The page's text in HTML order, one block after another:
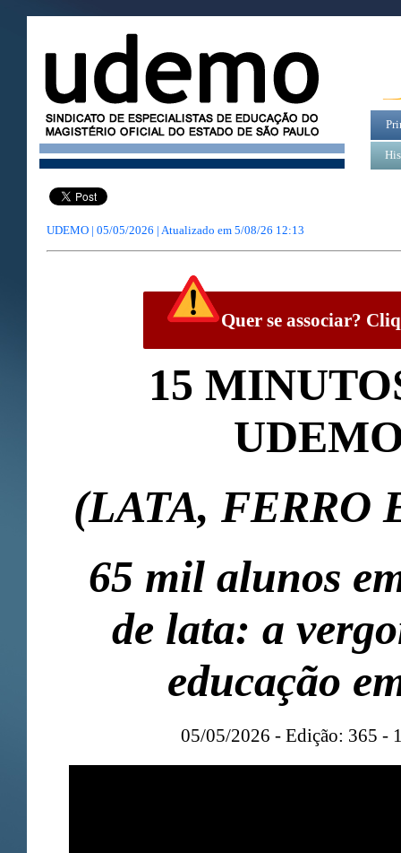
UDEMO | 05/05/2026 | Atualizado em 5/08/26 12:13
Quer se associar?
15
(LATA, FERRO
65 mil alunos
de lata: a
educação
05/05/2026 - Edição: 365 -